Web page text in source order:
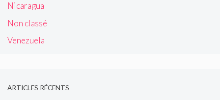
Nicaragua
Non classé
Venezuela
ARTICLES RÉCENTS